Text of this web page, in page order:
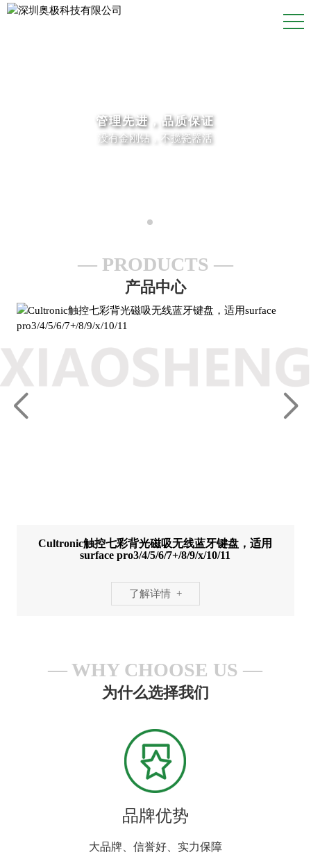
管理先进，品质保证
没有金刚钻，不揽瓷器活
PRODUCTS
产品中心
Cultronic触控七彩背光磁吸无线蓝牙键盘，适用
surface pro3/4/5/6/7+/8/9/x/10/11
了解详情 +
WHY CHOOSE US
为什么选择我们
品牌优势
大品牌、信誉好、实力保障